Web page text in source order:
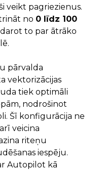
veikt pagriezienus.
no 0 līdz 100
to par ātrāko
pārvalda
vektorizācijas
tiek optimāli
nodrošinot
Šī konfigurācija ne
veicina
riteņu
iespēju.
Autopilot kā